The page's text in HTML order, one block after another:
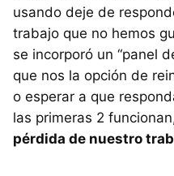
usando deje de
trabajo que no hemos
se incorporó un “panel
que nos la opción de
o esperar a que
las primeras 2
pérdida de nuestro